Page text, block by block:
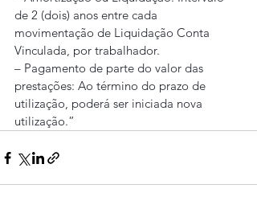
de 2 (dois) anos entre cada
movimentação de Liquidação Conta
Vinculada, por trabalhador.
– Pagamento de parte do valor das
prestações: Ao término do prazo de
utilização, poderá ser iniciada nova
utilização.”